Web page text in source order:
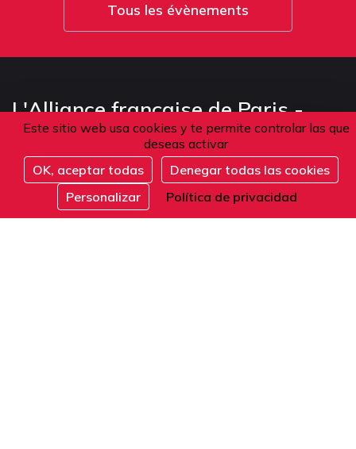
Este sitio web usa cookies y te permite controlar las que
deseas activar
OK, aceptar todas
Denegar todas las cookies
Personalizar
Política de privacidad
Inscribirse
Tous les évènements
L'Alliance française de Paris -
Establecimiento privado de enseñanza superior
Dirección